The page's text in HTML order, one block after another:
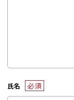
氏名 必須